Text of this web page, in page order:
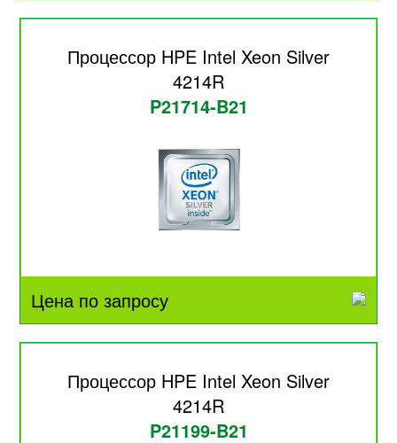
Процессор HPE Intel Xeon Silver
4214R
P21714-B21
Цена по запросу
Процессор HPE Intel Xeon Silver
4214R
P21199-B21